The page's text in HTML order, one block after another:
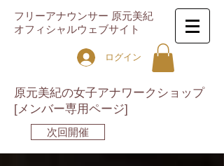
フリーアナウンサー 原元美紀
オフィシャルウェブサイト
ログイン
原元美紀の女子アナワークショップ
[メンバー専用ページ]
次回開催